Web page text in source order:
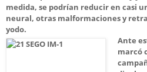
medida, se podrían reducir en casi
neural, otras malformaciones y
yodo.
Ante
marcó